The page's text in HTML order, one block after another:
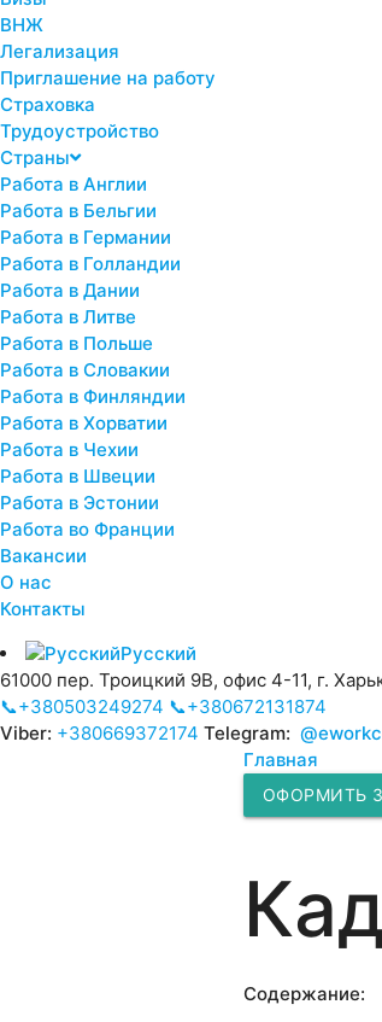
ВНЖ
Легализация
Приглашение на работу
Страховка
Трудоустройство
Страны
Работа в Англии
Работа в Бельгии
Работа в Германии
Работа в Голландии
Работа в Дании
Работа в Литве
Работа в Польше
Работа в Словакии
Работа в Финляндии
Работа в Хорватии
Работа в Чехии
Работа в Швеции
Работа в Эстонии
Работа во Франции
Вакансии
О нас
Контакты
Русский
61000 пер. Троицкий 9В, офис 4-11, г.
📞+380503249274 📞+380672131874
Viber: +380669372174 Telegram:
Главная
ОФОРМИТЬ
Содержание: